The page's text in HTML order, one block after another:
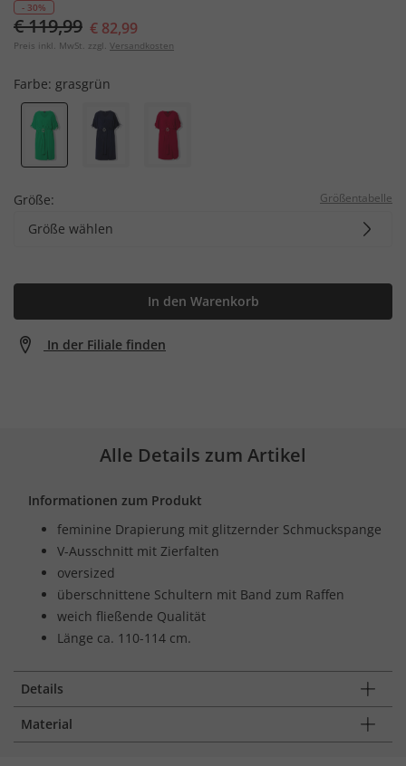
- 30%
€ 119,99 € 82,99
Preis inkl. MwSt. zzgl. Versandkosten
Farbe: grasgrün
Größe: Größentabelle
Größe wählen
In den Warenkorb
In der Filiale finden
Alle Details zum Artikel
Informationen zum Produkt
feminine Drapierung mit glitzernder Schmuckspange
V-Ausschnitt mit Zierfalten
oversized
überschnittene Schultern mit Band zum Raffen
weich fließende Qualität
Länge ca. 110-114 cm.
Details
Material